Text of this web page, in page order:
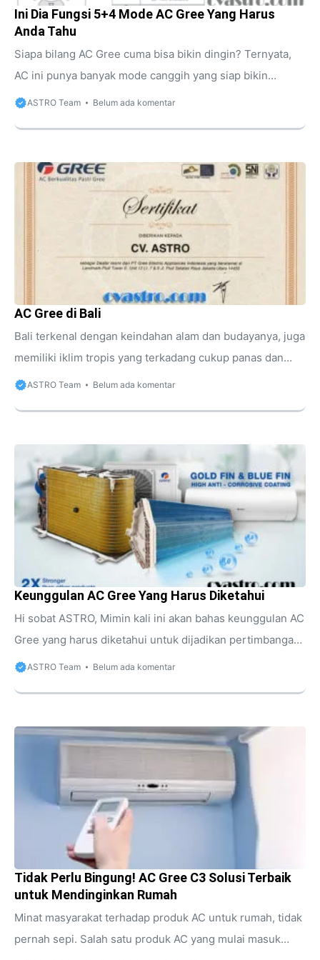
Ini Dia Fungsi 5+4 Mode AC Gree Yang Harus
Anda Tahu
Siapa bilang AC Gree cuma bisa bikin dingin? Ternyata,
AC ini punya banyak mode canggih yang siap bikin
suasana rumah makin nyaman di segala kondisi cuaca,
hemat energi. 5+4 Fungsi Mode AC Gree Mode AC Gree
adalah pengaturan operasi yang berbeda-beda untuk
menyesuaikan kinerja AC dengan kebutuhan dan kondisi
ruangan. Setiap mode memiliki fungsi dan keunggulan
masing-masing, sehingga Anda ...
ASTRO Team Belum ada komentar
AC Gree di Bali
Bali terkenal dengan keindahan alam dan budayanya, juga
memiliki iklim tropis yang terkadang cukup panas dan
bikin gerah jika berada di dalam ruangan. Untuk menjaga
rumah, kantor, maupun tempat usaha. Salah satu merek
AC yang populer dan banyak dipilih oleh masyarakat Bali
adalah Gree. Gree telah terbukti menjadi salah satu
produsen AC terkemuka di dunia dengan reputasi solid.
Kualitas produknya memang terjamin, teknologi canggih,
ASTRO Team Belum ada komentar
Keunggulan AC Gree Yang Harus Diketahui
Hi sobat ASTRO, Mimin kali ini akan bahas keunggulan AC
Gree yang harus diketahui untuk dijadikan pertimbangan.
Sudah menjadi rahasia umum bahwa setiap produsen
Tiongkok yang saat ini masuk ke persaingan global.
Memang pamornya masih jauh dari brand yang menjadi
pemain lama. Akan tetapi, secara kinerja ternyata bisa
diperhitungkan. Terlebih aneka teknologi terbaru
menghadirkan keunggulan brand satu ini semakin
menarik ditelisik. Untuk lebih lengkapnya tentang merk
ASTRO Team Belum ada komentar
Tidak Perlu Bingung! AC Gree C3 Solusi Terbaik
untuk Mendinginkan Rumah
Minat masyarakat terhadap produk AC untuk rumah, tidak
pernah sepi. Salah satu produk AC yang mulai masuk